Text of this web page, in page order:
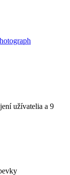
užívatelia a 9